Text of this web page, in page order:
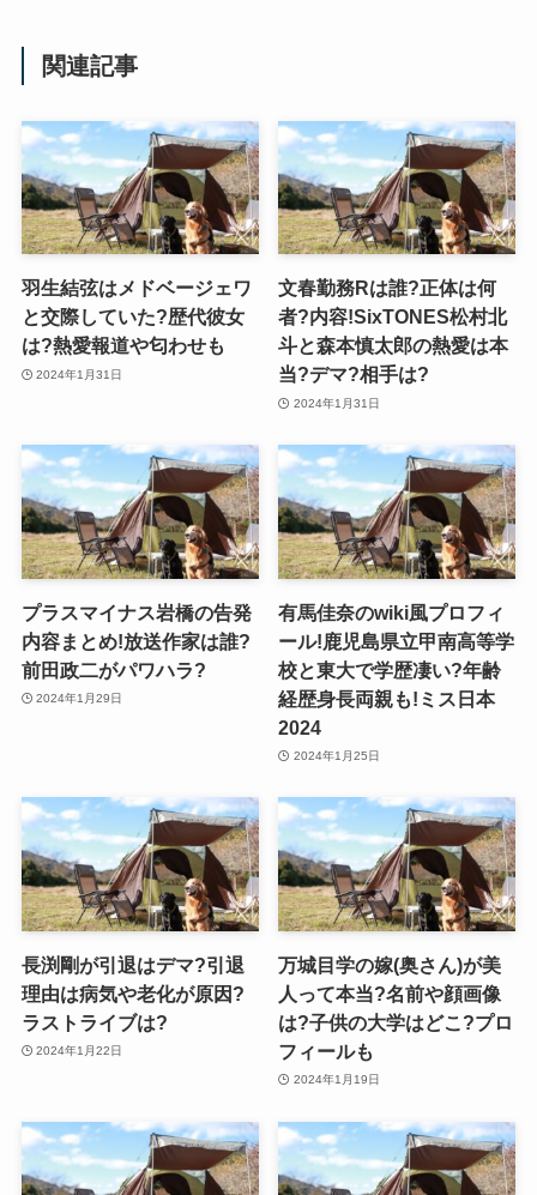
関連記事
羽生結弦はメドベージェワ
と交際していた?歴代彼女
は?熱愛報道や匂わせも
2024年1月31日
文春勤務Rは誰?正体は何
者?内容!SixTONES松村北
斗と森本慎太郎の熱愛は本
当?デマ?相手は?
2024年1月31日
プラスマイナス岩橋の告発
内容まとめ!放送作家は誰?
前田政二がパワハラ?
2024年1月29日
有馬佳奈のwiki風プロフィ
ール!鹿児島県立甲南高等学
校と東大で学歴凄い?年齢
経歴身長両親も!ミス日本
2024
2024年1月25日
長渕剛が引退はデマ?引退
理由は病気や老化が原因?
ラストライブは?
2024年1月22日
万城目学の嫁(奥さん)が美
人って本当?名前や顔画像
は?子供の大学はどこ?プロ
フィールも
2024年1月19日